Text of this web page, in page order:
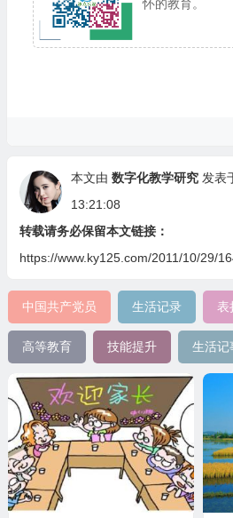
怀的教育。
本文由 数字化教学研究 发表
13:21:08
转载请务必保留本文链接：
https://www.ky125.com/2011/10/29/
中国共产党员 生活记录 表
高等教育 技能提升 生活记